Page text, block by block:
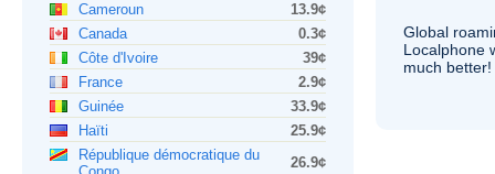
Cameroun
13.9¢
Canada
0.3¢
Côte d'Ivoire
39¢
France
2.9¢
Guinée
33.9¢
Haïti
25.9¢
République démocratique du
26.9¢
Global
Localphone
much better!